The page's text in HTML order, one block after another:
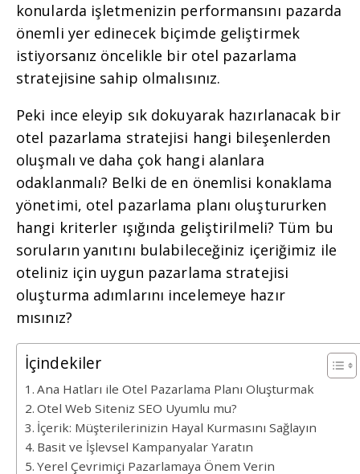
konularda işletmenizin performansını pazarda
önemli yer edinecek biçimde geliştirmek
istiyorsanız öncelikle bir otel pazarlama
stratejisine sahip olmalısınız.
Peki ince eleyip sık dokuyarak hazırlanacak bir
otel pazarlama stratejisi hangi bileşenlerden
oluşmalı ve daha çok hangi alanlara
odaklanmalı? Belki de en önemlisi konaklama
yönetimi, otel pazarlama planı oluştururken
hangi kriterler ışığında geliştirilmeli? Tüm bu
soruların yanıtını bulabileceğiniz içeriğimiz ile
oteliniz için uygun pazarlama stratejisi
oluşturma adımlarını incelemeye hazır
mısınız?
İçindekiler
Ana Hatları ile Otel Pazarlama Planı Oluşturmak
Otel Web Siteniz SEO Uyumlu mu?
İçerik: Müşterilerinizin Hayal Kurmasını Sağlayın
Basit ve İşlevsel Kampanyalar Yaratın
Yerel Çevrimiçi Pazarlamaya Önem Verin